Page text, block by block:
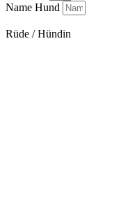
Name Hund
Rüde / Hündin